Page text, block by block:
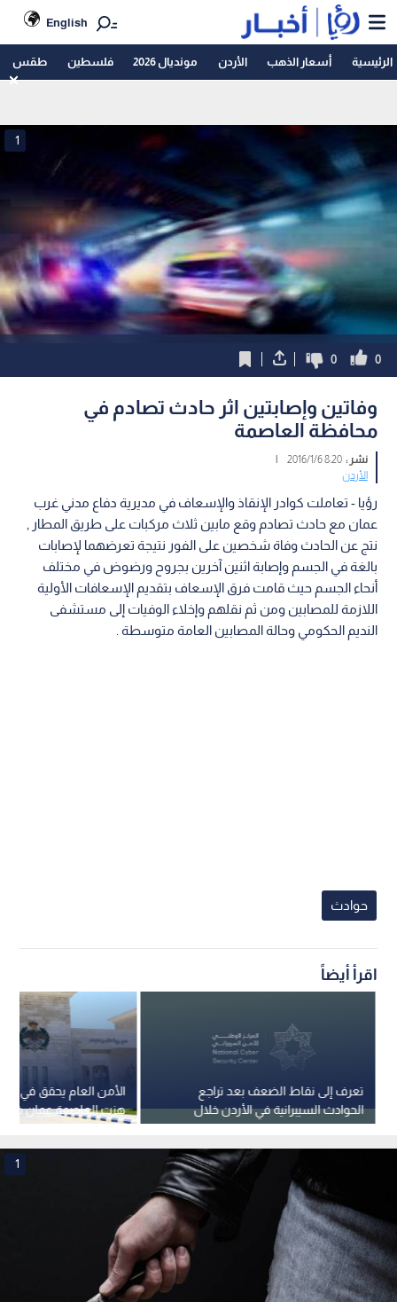
English
الرئيسية أسعار الذهب الأردن مونديال 2026 فلسطين طقس
1
0
0
وفاتين وإصابتين اثر حادث تصادم في
محافظة العاصمة
نشر :8:20 2016/1/6
|
الأردن
رؤيا - تعاملت كوادر الإنقاذ والإسعاف في مديرية دفاع مدني غرب
عمان مع حادث تصادم وقع مابين ثلاث مركبات على طريق المطار ,
نتج عن الحادث وفاة شخصين على الفور نتيجة تعرضهما لإصابات
بالغة في الجسم وإصابة اثنين آخرين بجروح ورضوض في مختلف
أنحاء الجسم حيث قامت فرق الإسعاف بتقديم الإسعافات الأولية
اللازمة للمصابين ومن ثم نقلهم وإخلاء الوفيات إلى مستشفى
النديم الحكومي وحالة المصابين العامة متوسطة .
حوادث
اقرأ أيضاً
هزت العاصمة عمان
تعرف إلى نقاط الضعف بعد تراجع
الحوادث السيبرانية في الأردن خلال
الربع الأول من العام
1